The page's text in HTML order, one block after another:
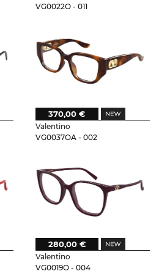
VG0022O - 011
Valentino
VG0037OA - 002
370,00 €
Valentino
VG0019O - 004
280,00 €